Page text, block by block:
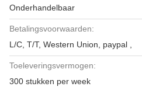
Onderhandelbaar
Betalingsvoorwaarden:
L/C, T/T, Western Union, paypal ,
Toeleveringsvermogen:
300 stukken per week